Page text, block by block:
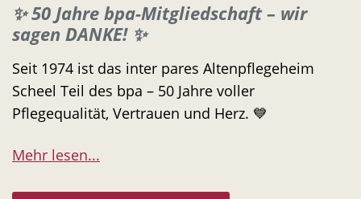
✨ 50 Jahre bpa-Mitgliedschaft – wir
sagen DANKE! ✨
Seit 1974 ist das inter pares Altenpflegeheim
Scheel Teil des bpa – 50 Jahre voller
Pflegequalität, Vertrauen und Herz. 💙
Mehr lesen...